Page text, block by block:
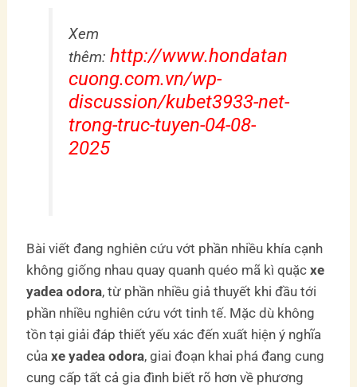
Xem
thêm:http://www.hondatan
cuong.com.vn/wp-
discussion/kubet3933-net-
trong-truc-tuyen-04-08-
2025
Bài viết đang nghiên cứu vớt phần nhiều khía cạnh
không giống nhau quay quanh quéo mã kì quặcxe
yadea odora, từ phần nhiều giả thuyết khi đầu tới
phần nhiều nghiên cứu vớt tinh tế. Mặc dù không
tồn tại giải đáp thiết yếu xác đến xuất hiện ý nghĩa
củaxe yadea odora, giai đoạn khai phá đang cung
cung cấp tất cả gia đình biết rõ hơn về phương